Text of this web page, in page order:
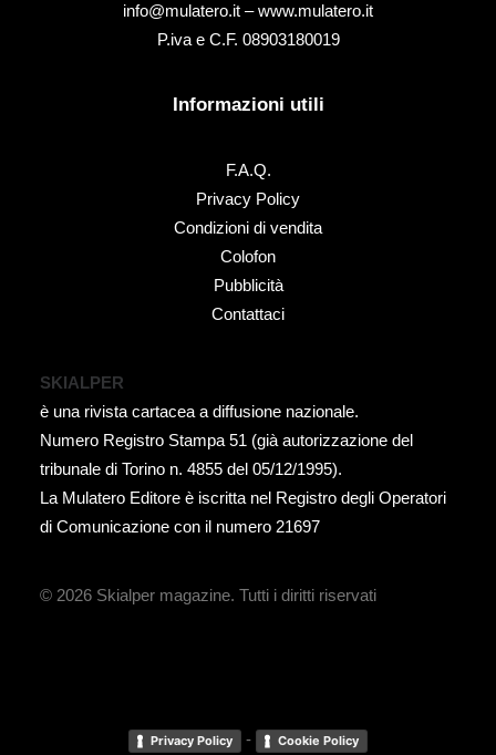
info@mulatero.it –www.mulatero.it
P.iva e C.F. 08903180019
Informazioni utili
F.A.Q.
Privacy Policy
Condizioni di vendita
Colofon
Pubblicità
Contattaci
SKIALPER
è una rivista cartacea a diffusione nazionale.
Numero Registro Stampa 51 (già autorizzazione del
tribunale di Torino n. 4855 del 05/12/1995).
La Mulatero Editore è iscritta nel Registro degli Operatori
di Comunicazione con il numero 21697
© 2026 Skialper magazine. Tutti i diritti riservati
Privacy Policy - Cookie Policy